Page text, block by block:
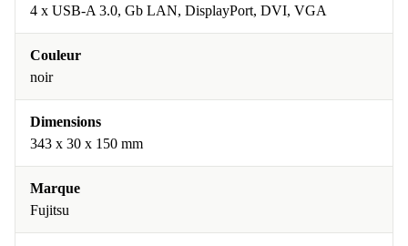
4 x USB-A 3.0, Gb LAN, DisplayPort, DVI, VGA
Couleur
noir
Dimensions
343 x 30 x 150 mm
Marque
Fujitsu